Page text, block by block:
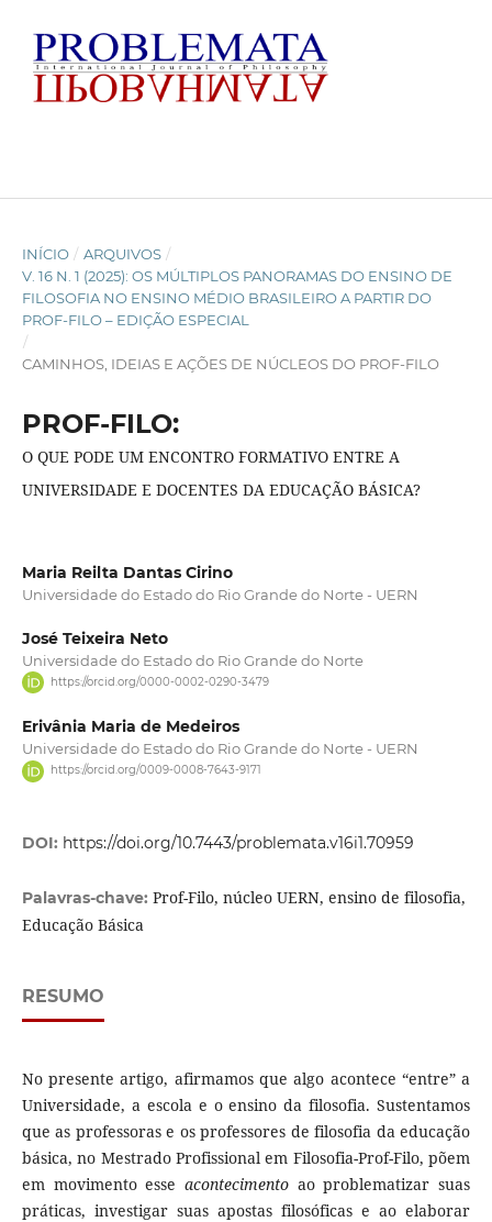
INÍCIO / ARQUIVOS /
V. 16 N. 1 (2025): OS MÚLTIPLOS PANORAMAS DO ENSINO DE
FILOSOFIA NO ENSINO MÉDIO BRASILEIRO A PARTIR DO
PROF-FILO – EDIÇÃO ESPECIAL
/
CAMINHOS, IDEIAS E AÇÕES DE NÚCLEOS DO PROF-FILO
PROF-FILO:
O QUE PODE UM ENCONTRO FORMATIVO ENTRE A
UNIVERSIDADE E DOCENTES DA EDUCAÇÃO BÁSICA?
Maria Reilta Dantas Cirino
Universidade do Estado do Rio Grande do Norte - UERN
José Teixeira Neto
Universidade do Estado do Rio Grande do Norte
https://orcid.org/0000-0002-0290-3479
Erivânia Maria de Medeiros
Universidade do Estado do Rio Grande do Norte - UERN
https://orcid.org/0009-0008-7643-9171
DOI: https://doi.org/10.7443/problemata.v16i1.70959
Palavras-chave: Prof-Filo, núcleo UERN, ensino de filosofia,
Educação Básica
RESUMO
No presente artigo, afirmamos que algo acontece “entre” a
Universidade, a escola e o ensino da filosofia. Sustentamos
que as professoras e os professores de filosofia da educação
básica, no Mestrado Profissional em Filosofia-Prof-Filo, põem
em movimento esse acontecimento ao problematizar suas
práticas, investigar suas apostas filosóficas e ao elaborar